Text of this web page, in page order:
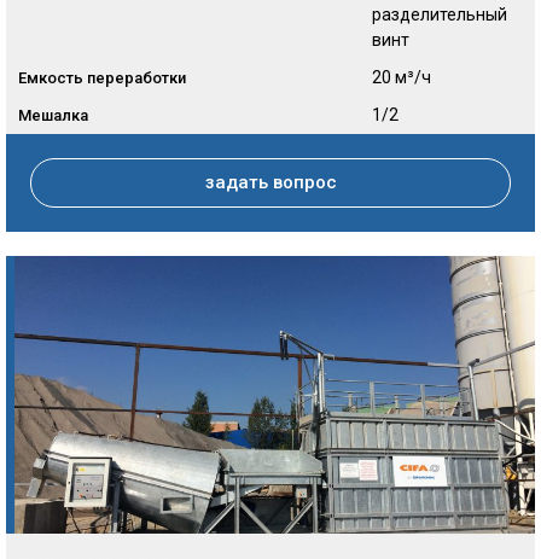
разделительный
винт
Емкость переработки 20 м³/ч
Мешалка 1/2
задать вопрос